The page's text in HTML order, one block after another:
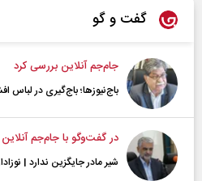
گفت و گو
جام‌جم آنلاین بررسی کرد
باج‌نیوزها؛ باج‌گیری در لباس
در گفت‌و‌گو با جام‌جم
شیر مادر جایگزین ندارد |